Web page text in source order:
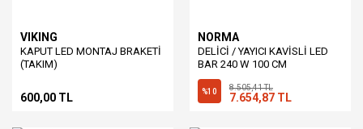
VIKING
KAPUT LED MONTAJ BRAKETİ
(TAKIM)
600,00 TL
NORMA
DELİCİ / YAYICI KAVİSLİ LED
BAR 240 W 100 CM
%10 8.505,41 TL
7.654,87 TL